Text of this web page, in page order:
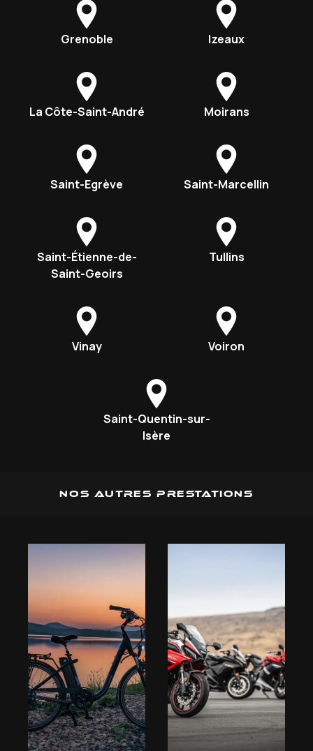
Grenoble Izeaux
La Côte-Saint-André Moirans
Saint-Egrève Saint-Marcellin
Saint-Étienne-de-
Saint-Geoirs
Tullins
Vinay Voiron
Saint-Quentin-sur-
Isère
Nos autres prestations